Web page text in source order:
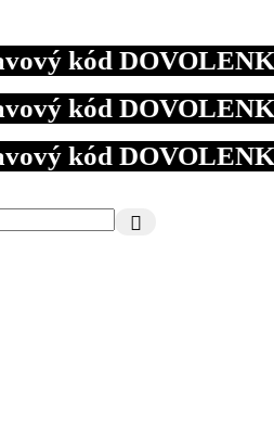
DOVOLENKA.
DOVOLENKA.
DOVOLENKA.